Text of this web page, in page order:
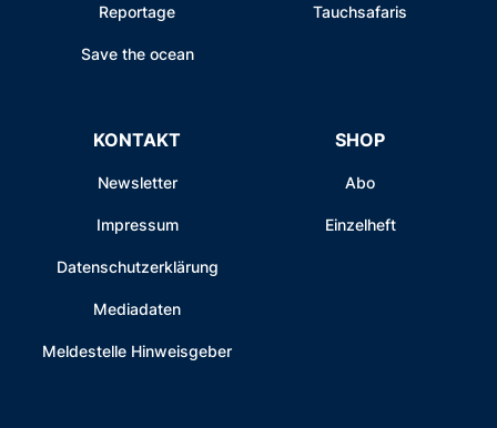
Reportage
Save the ocean
Tauchsafaris
KONTAKT
Newsletter
Impressum
Datenschutzerklärung
Mediadaten
Meldestelle Hinweisgeber
SHOP
Abo
Einzelheft